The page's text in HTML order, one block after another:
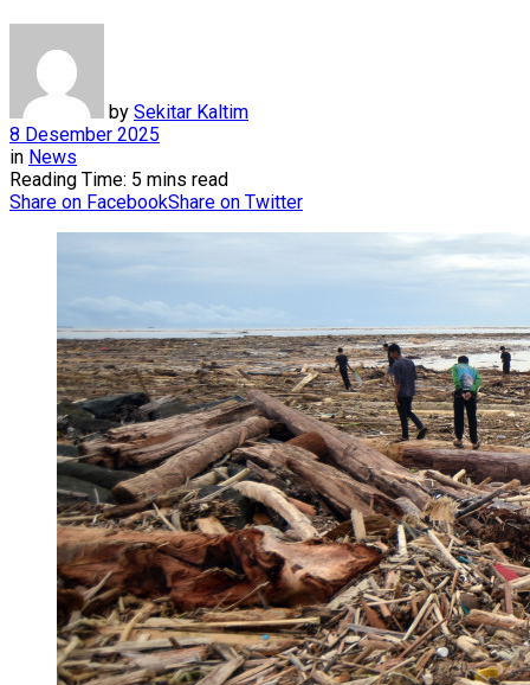
by Sekitar Kaltim
8 Desember 2025
in News
Reading Time: 5 mins read
Share on FacebookShare on Twitter